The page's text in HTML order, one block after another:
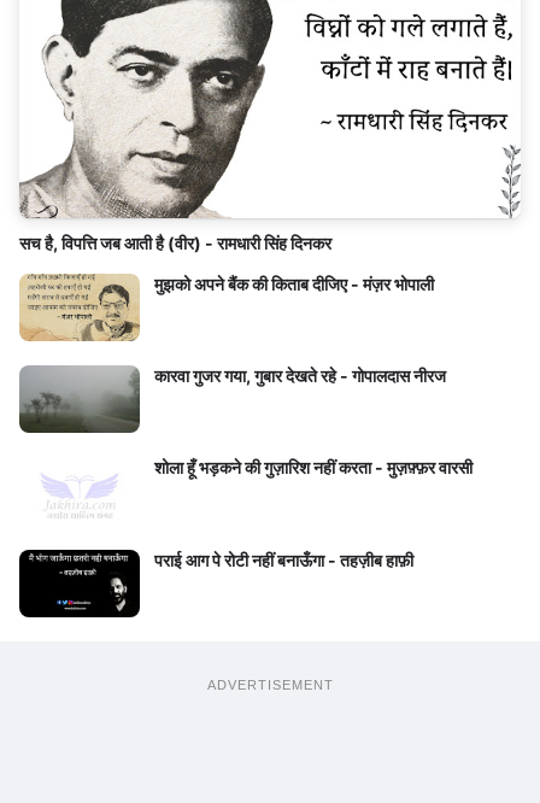
सच है, विपत्ति जब आती है (वीर) - रामधारी सिंह दिनकर
मुझको अपने बैंक की किताब दीजिए - मंज़र भोपाली
कारवा गुजर गया, गुबार देखते रहे - गोपालदास नीरज
शोला हूँ भड़कने की गुज़ारिश नहीं करता - मुज़फ़्फ़र वारसी
पराई आग पे रोटी नहीं बनाऊँगा - तहज़ीब हाफ़ी
ADVERTISEMENT